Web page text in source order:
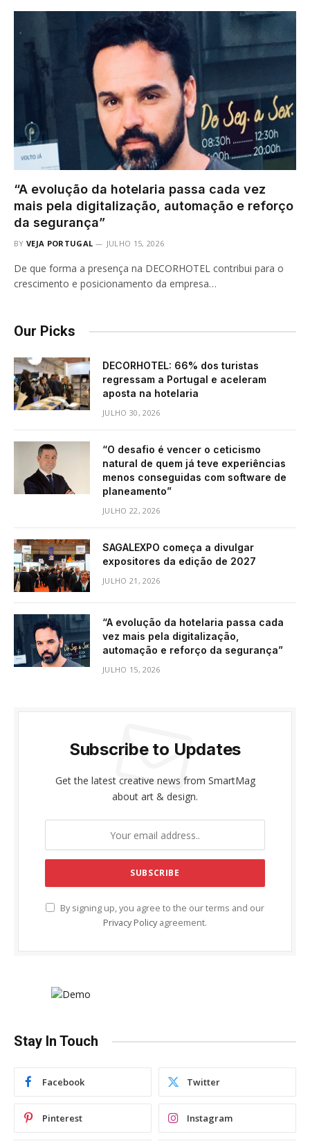
“A evolução da hotelaria passa cada vez
mais pela digitalização, automação e reforço
da segurança”
BY VEJA PORTUGAL JULHO 15, 2026
De que forma a presença na DECORHOTEL contribui para o
crescimento e posicionamento da empresa…
Our Picks
DECORHOTEL: 66% dos turistas
regressam a Portugal e aceleram
aposta na hotelaria
JULHO 30, 2026
“O desafio é vencer o ceticismo
natural de quem já teve experiências
menos conseguidas com software de
planeamento”
JULHO 22, 2026
SAGALEXPO começa a divulgar
expositores da edição de 2027
JULHO 21, 2026
“A evolução da hotelaria passa cada
vez mais pela digitalização,
automação e reforço da segurança”
JULHO 15, 2026
Subscribe to Updates
Get the latest creative news from SmartMag
about art & design.
By signing up, you agree to the our terms and our
Privacy Policy agreement.
Stay In Touch
Facebook Twitter
Pinterest Instagram